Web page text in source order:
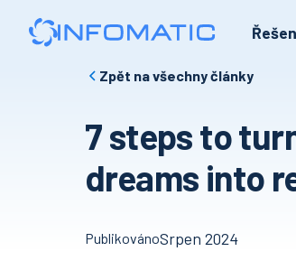
Zpět na všechny články
7 steps to
dreams into
PublikovánoSrpen 2024